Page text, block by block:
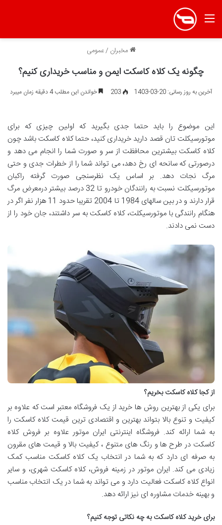
منو
مخبران /عمومی
چگونه یک کلاه کاسکت ایمن و مناسب خریداری کنیم؟
آخرین به روز رسانی: 20-03-1403 203 خواندن این مطلب 4 دقیقه زمان میبرد
این موضوع را باید حتما جدی بگیرید که اولین چیزی که برای
موتورسیکلت تان قصد دارید خریداری کنید، حتما کلاه کاسکت باشد چون
کلاه کاسکت بیشترین محافظت از سر و صورت شما را انجام می دهد و
درصورتی که سانحه ای رخ دهد، می تواند شما را از خطرات جدی و حتی
مرگ نجات دهد. بر اساس یک نظرسنجی صورت گرفته راکبان
موتورسیکلت نسبت به رانندگان خودرو تا 32 درصد بیشتر درمعرض مرگ
قرار دارند و در بین سالهای 1984 تا 2004 تقریبا حدود 11 هزار نفر اگر در
هنگام رانندگی با موتورسیکلت، کلاه کاسکت به سر داشتند، جان خود را از
دست نمی دادند.
از کجا کلاه کاسکت بخریم؟
برای یکی از بهترین روش ها خرید از یک فروشگاه معتبر است که علاوه بر
کیفیت و تنوع بالا بتواند بهترین و اقتصادی ترین قیمت کلاه کاسکت را
به شما ارائه کند. فروشگاه اینترنتی ایران موتور علاوه بر فروش کلاه
کاسکت در طرح ها و رنگ های متنوع ، کیفیت بالا و قیمت های مقرون
به صرفه ای دارد که به شما در انتخاب یک کلاه کاسکت مناسب کمک
زیادی می کند. ایران موتور در زمینه فروش، کلاه کاسکت شهری، و سایر
انواع کلاه کاسکت فعالیت دارد و می تواند به شما در یک انتخاب مناسب
و بهینه خدمات مشاوره ای نیز ارائه دهد.
برای خرید کلاه کاسکت به چه نکاتی توجه کنیم؟